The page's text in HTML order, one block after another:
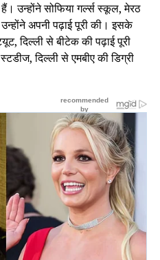
उन्होंने सोफिया गर्ल्स स्कूल, मेरठ
अपनी पढ़ाई पूरी की। इसके
दिल्ली से बीटेक की पढ़ाई पूरी
दिल्ली से एमबीए की डिग्री